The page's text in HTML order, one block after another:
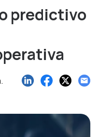
predictivo